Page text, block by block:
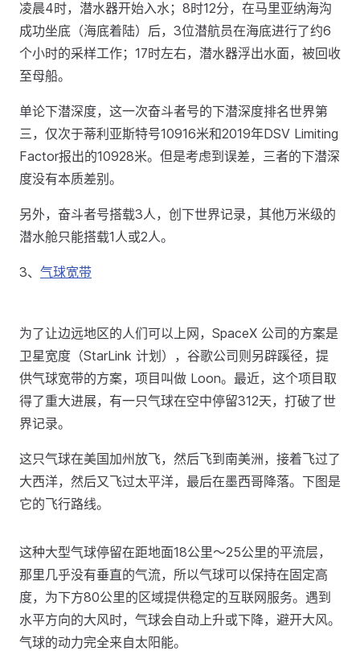
凌晨4时，潜水器开始入水；8时12分，在马里亚纳海沟
成功坐底（海底着陆）后，3位潜航员在海底进行了约6
个小时的采样工作；17时左右，潜水器浮出水面，被回收
至母船。
单论下潜深度，这一次奋斗者号的下潜深度排名世界第
三，仅次于蒂利亚斯特号10916米和2019年DSV Limiting
Factor报出的10928米。但是考虑到误差，三者的下潜深
度没有本质差别。
另外，奋斗者号搭载3人，创下世界记录，其他万米级的
潜水舱只能搭载1人或2人。
3、 气球宽带
为了让边远地区的人们可以上网，SpaceX 公司的方案是
卫星宽度（StarLink 计划），谷歌公司则另辟蹊径，提
供气球宽带的方案，项目叫做 Loon。最近，这个项目取
得了重大进展，有一只气球在空中停留312天，打破了世
界记录。
这只气球在美国加州放飞，然后飞到南美洲，接着飞过了
大西洋，然后又飞过太平洋，最后在墨西哥降落。下图是
它的飞行路线。
这种大型气球停留在距地面18公里～25公里的平流层，
那里几乎没有垂直的气流，所以气球可以保持在固定高
度，为下方80公里的区域提供稳定的互联网服务。遇到
水平方向的大风时，气球会自动上升或下降，避开大风。
气球的动力完全来自太阳能。